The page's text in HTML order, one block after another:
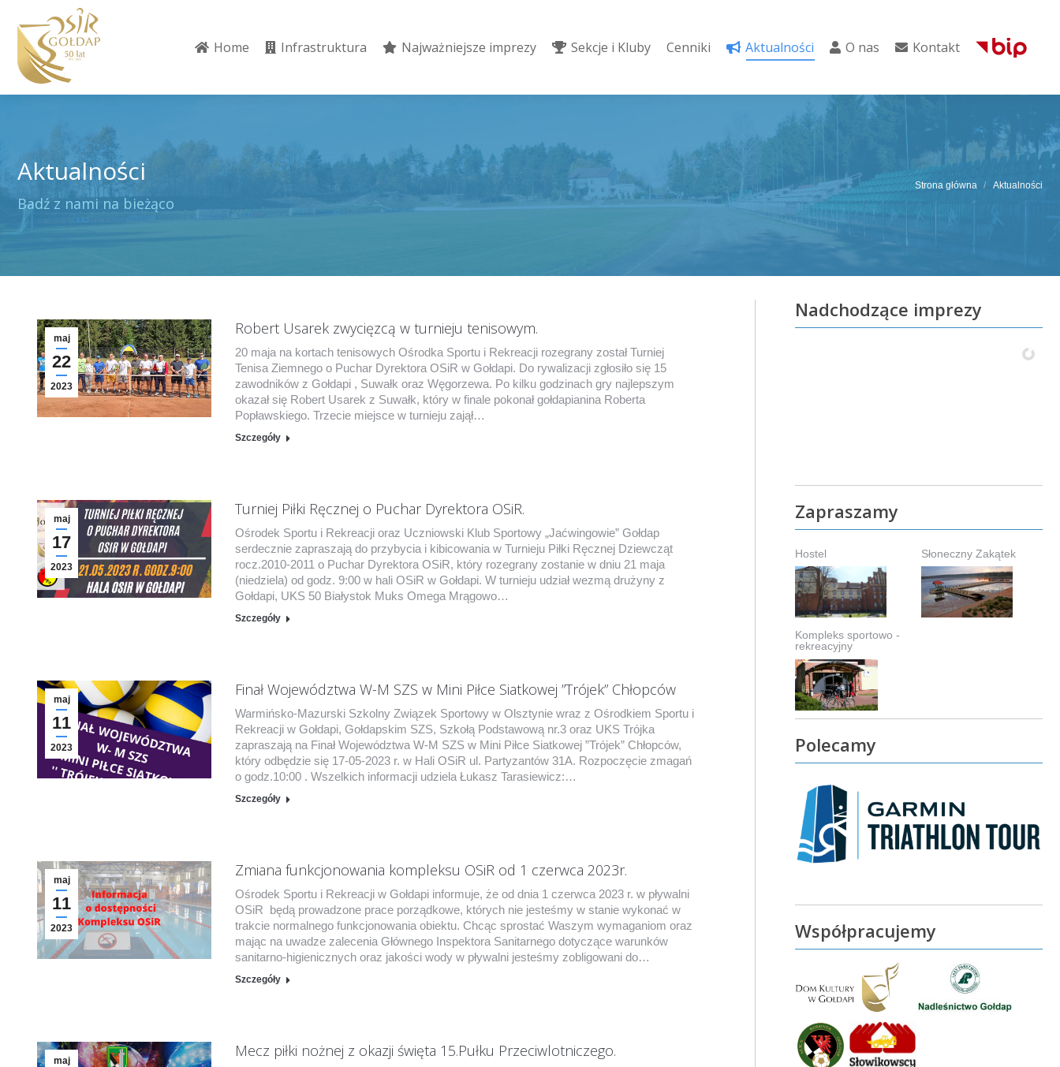
Home Infrastruktura Najważniejsze imprezy Sekcje i Kluby Cenniki Aktualności O nas Kontakt
Aktualności
Badź z nami na bieżąco
Jesteś tutaj: Strona główna Aktualności
maj
22
2023
Robert Usarek zwycięzcą w turnieju tenisowym.
20 maja na kortach tenisowych Ośrodka Sportu i Rekreacji rozegrany został Turniej
Tenisa Ziemnego o Puchar Dyrektora OSiR w Gołdapi. Do rywalizacji zgłosiło się 15
zawodników z Gołdapi , Suwałk oraz Węgorzewa. Po kilku godzinach gry najlepszym
okazał się Robert Usarek z Suwałk, który w finale pokonał gołdapianina Roberta
Popławskiego. Trzecie miejsce w turnieju zajął…
Szczegóły
maj
17
2023
Turniej Piłki Ręcznej o Puchar Dyrektora OSiR.
Ośrodek Sportu i Rekreacji oraz Uczniowski Klub Sportowy „Jaćwingowie” Gołdap
serdecznie zapraszają do przybycia i kibicowania w Turnieju Piłki Ręcznej Dziewcząt
rocz.2010-2011 o Puchar Dyrektora OSiR, który rozegrany zostanie w dniu 21 maja
(niedziela) od godz. 9:00 w hali OSiR w Gołdapi. W turnieju udział wezmą drużyny z
Gołdapi, UKS 50 Białystok Muks Omega Mrągowo…
Szczegóły
maj
11
2023
Finał Województwa W-M SZS w Mini Piłce Siatkowej ”Trójek” Chłopców
Warmińsko-Mazurski Szkolny Związek Sportowy w Olsztynie wraz z Ośrodkiem Sportu i
Rekreacji w Gołdapi, Gołdapskim SZS, Szkołą Podstawową nr.3 oraz UKS Trójka
zapraszają na Finał Województwa W-M SZS w Mini Piłce Siatkowej ”Trójek” Chłopców,
który odbędzie się 17-05-2023 r. w Hali OSiR ul. Partyzantów 31A. Rozpoczęcie zmagań
o godz.10:00 . Wszelkich informacji udziela Łukasz Tarasiewicz:…
Szczegóły
maj
11
2023
Zmiana funkcjonowania kompleksu OSiR od 1 czerwca 2023r.
Ośrodek Sportu i Rekreacji w Gołdapi informuje, że od dnia 1 czerwca 2023 r. w pływalni
OSiR będą prowadzone prace porządkowe, których nie jesteśmy w stanie wykonać w
trakcie normalnego funkcjonowania obiektu. Chcąc sprostać Waszym wymaganiom oraz
mając na uwadze zalecenia Głównego Inspektora Sanitarnego dotyczące warunków
sanitarno-higienicznych oraz jakości wody w pływalni jesteśmy zobligowani do…
Szczegóły
maj
Mecz piłki nożnej z okazji święta 15.Pułku Przeciwlotniczego.
Nadchodzące imprezy
Zapraszamy
Hostel Słoneczny Zakątek
Kompleks sportowo -
rekreacyjny
Polecamy
Współpracujemy
Home Infrastruktura Najważniejsze imprezy Sekcje i Kluby Cenniki Aktualności O nas Kontakt